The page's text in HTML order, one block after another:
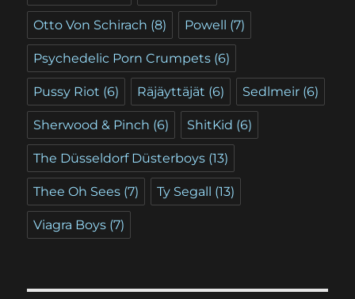
Otto Von Schirach (8) Powell (7)
Psychedelic Porn Crumpets (6)
Pussy Riot (6) Räjäyttäjät (6) Sedlmeir (6)
Sherwood & Pinch (6) ShitKid (6)
The Düsseldorf Düsterboys (13)
Thee Oh Sees (7) Ty Segall (13)
Viagra Boys (7)